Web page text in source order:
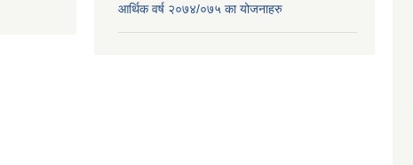
आर्थिक वर्ष २०७४/०७५ का योजनाहरु